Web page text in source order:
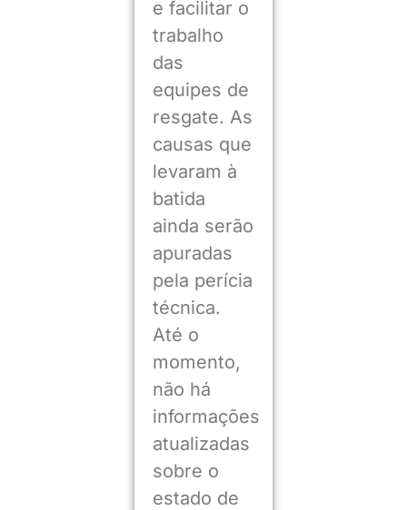
e facilitar o
trabalho
das
equipes de
resgate. As
causas que
levaram à
batida
ainda serão
apuradas
pela perícia
técnica.
Até o
momento,
não há
informações
atualizadas
sobre o
estado de